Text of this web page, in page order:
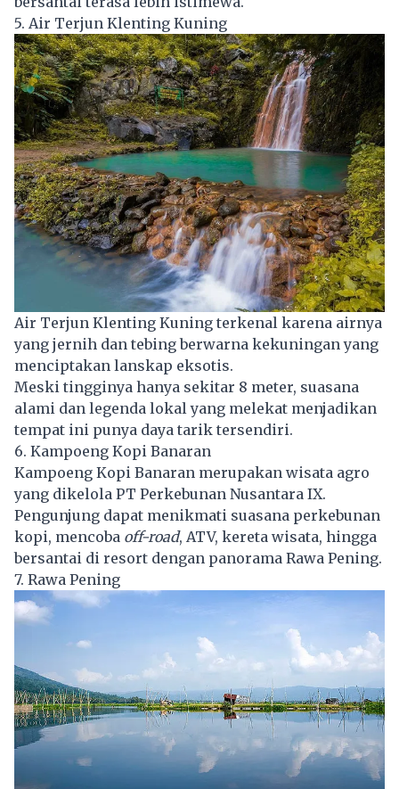
5. Air Terjun Klenting Kuning
Air Terjun Klenting Kuning terkenal karena airnya
yang jernih dan tebing berwarna kekuningan yang
menciptakan lanskap eksotis.
Meski tingginya hanya sekitar 8 meter, suasana
alami dan legenda lokal yang melekat menjadikan
tempat ini punya daya tarik tersendiri.
6. Kampoeng Kopi Banaran
Kampoeng Kopi Banaran merupakan wisata agro
yang dikelola PT Perkebunan Nusantara IX.
Pengunjung dapat menikmati suasana perkebunan
kopi, mencoba off-road, ATV, kereta wisata, hingga
bersantai di resort dengan panorama Rawa Pening.
7. Rawa Pening